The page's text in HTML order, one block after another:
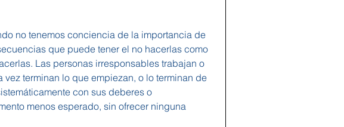
no tenemos conciencia de la importancia de
que puede tener el no hacerlas como
Las personas irresponsables trabajan o
terminan lo que empiezan, o lo terminan de
con sus deberes o
menos esperado, sin ofrecer ninguna